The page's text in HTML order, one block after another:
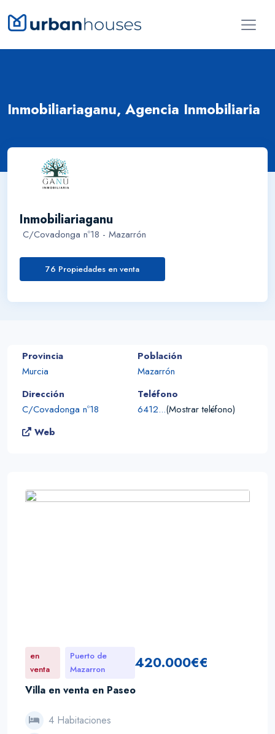
Inmobiliariaganu, Agencia Inmobiliaria
Inmobiliariaganu
C/Covadonga nº18 - Mazarrón
76 Propiedades en venta
Provincia
Murcia
Población
Mazarrón
Dirección
C/Covadonga nº18
Teléfono
6412...(Mostrar teléfono)
Web
en
venta
Puerto de
Mazarron
420.000€€
Villa en venta en Paseo
4 Habitaciones